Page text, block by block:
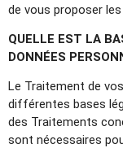
de vous proposer
QUELLE EST LA
DONNÉES
Le Traitement de
différentes bases
des Traitements
sont nécessaires